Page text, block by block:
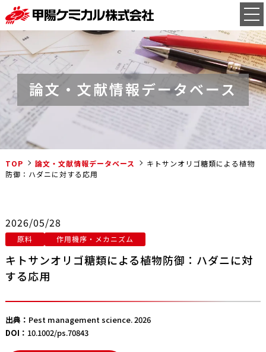
論文・文献情報データベース
TOP 論文・文献情報データベース
キトサンオリゴ糖類による植物
防御：ハダニに対する応用
2026/05/28
原料 作用機序・メカニズム
キトサンオリゴ糖類による植物防御：ハダニに対
する応用
出典： Pest management science. 2026
DOI： 10.1002/ps.70843